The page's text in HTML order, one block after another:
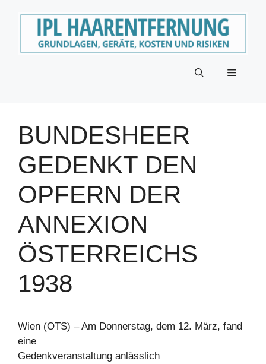
Menü
BUNDESHEER
GEDENKT DEN
OPFERN DER
ANNEXION
ÖSTERREICHS
1938
Wien (OTS) – Am Donnerstag, dem 12. März, fand
eine
Gedenkveranstaltung anlässlich